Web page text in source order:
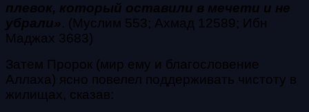
плевок, который оставили в мечети и не
убрали». (Муслим 553; Ахмад 12589; Ибн
Маджах 3683)
Затем Пророк (мир ему и благословение
Аллаха) ясно повелел поддерживать чистоту в
жилищах, сказав: